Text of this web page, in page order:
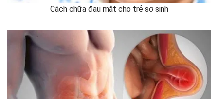
Cách chữa đau mắt cho trẻ sơ sinh